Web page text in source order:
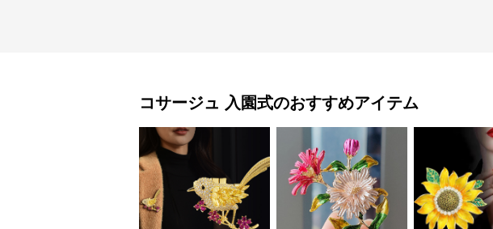
コサージュ 入園式のおすすめアイテム